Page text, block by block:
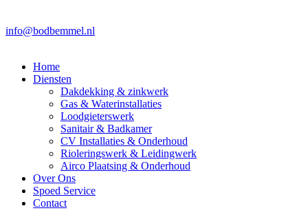
info@bodbemmel.nl
Home
Diensten
Dakdekking & zinkwerk
Gas & Waterinstallaties
Loodgieterswerk
Sanitair & Badkamer
CV Installaties & Onderhoud
Rioleringswerk & Leidingwerk
Airco Plaatsing & Onderhoud
Over Ons
Spoed Service
Contact